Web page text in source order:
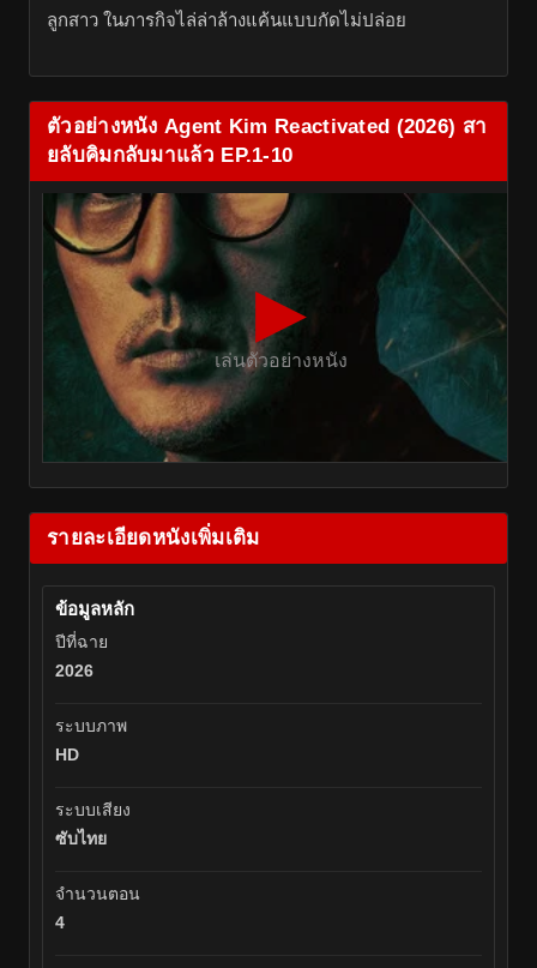
ลูกสาว ในภารกิจไล่ล่าล้างแค้นแบบกัดไม่ปล่อย
ตัวอย่างหนัง Agent Kim Reactivated (2026) สา
ยลับคิมกลับมาแล้ว EP.1-10
▶
เล่นตัวอย่างหนัง
รายละเอียดหนังเพิ่มเติม
ข้อมูลหลัก
ปีที่ฉาย
2026
ระบบภาพ
HD
ระบบเสียง
ซับไทย
จำนวนตอน
4